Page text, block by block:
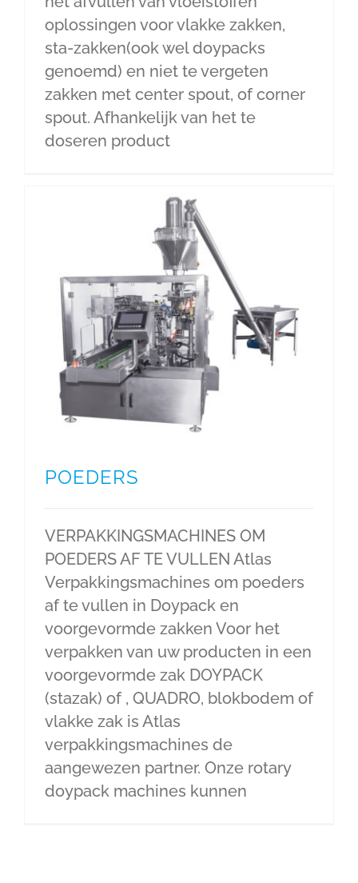
oplossingen voor vlakke zakken,
sta-zakken(ook wel doypacks
genoemd) en niet te vergeten
zakken met center spout, of corner
spout. Afhankelijk van het te
doseren product
POEDERS
VERPAKKINGSMACHINES OM
POEDERS AF TE VULLEN Atlas
Verpakkingsmachines om poeders
af te vullen in Doypack en
voorgevormde zakken Voor het
verpakken van uw producten in een
voorgevormde zak DOYPACK
(stazak) of , QUADRO, blokbodem of
vlakke zak is Atlas
verpakkingsmachines de
aangewezen partner. Onze rotary
doypack machines kunnen